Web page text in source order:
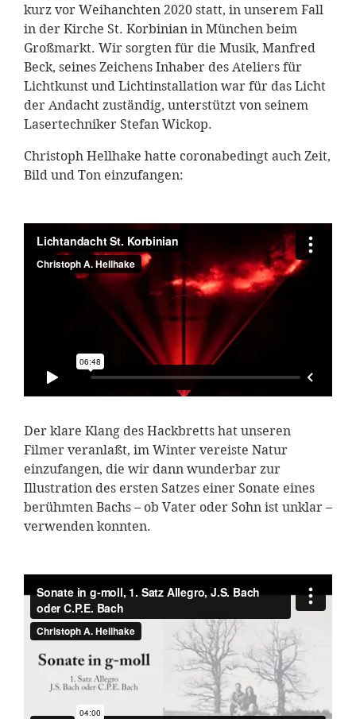
kurz vor Weihanchten 2020 statt, in unserem Fall
in der Kirche St. Korbinian in München beim
Großmarkt. Wir sorgten für die Musik, Manfred
Beck, seines Zeichens Inhaber des Ateliers für
Lichtkunst und Lichtinstallation war für das Licht
der Andacht zuständig, unterstützt von seinem
Lasertechniker Stefan Wickop.
Christoph Hellhake hatte coronabedingt auch Zeit,
Bild und Ton einzufangen:
Der klare Klang des Hackbretts hat unseren
Filmer veranlaßt, im Winter vereiste Natur
einzufangen, die wir dann wunderbar zur
Illustration des ersten Satzes einer Sonate eines
berühmten Bachs – ob Vater oder Sohn ist unklar –
verwenden konnten.